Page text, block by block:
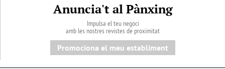
Anuncia't al Pànxing
Impulsa el teu negoci
amb les nostres revistes de proximitat
Promociona el meu establiment